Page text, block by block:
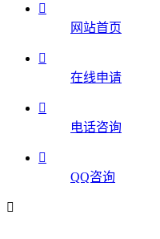

网站首页

在线申请

电话咨询

QQ咨询
